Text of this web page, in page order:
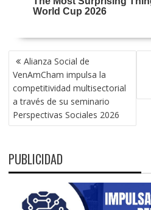
NAVEGACIÓN
DE
ENTRADAS
Alianza Social de
VenAmCham impulsa la
competitividad multisectorial
a través de su seminario
Perspectivas Sociales 2026
PUBLICIDAD